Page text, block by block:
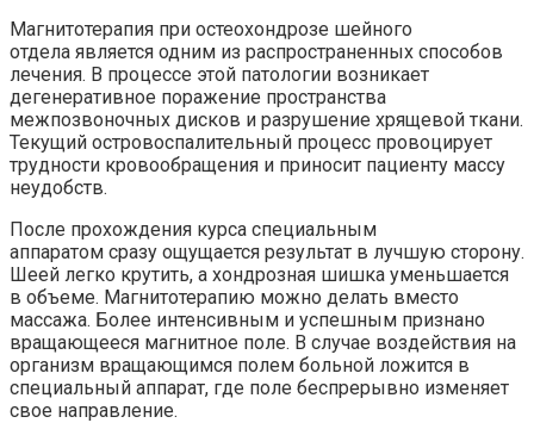
Магнитотерапия при остеохондрозе шейного
отдела является одним из распространенных способов
лечения. В процессе этой патологии возникает
дегенеративное поражение пространства
межпозвоночных дисков и разрушение хрящевой ткани.
Текущий островоспалительный процесс провоцирует
трудности кровообращения и приносит пациенту массу
неудобств.
После прохождения курса специальным
аппаратом сразу ощущается результат в лучшую сторону.
Шеей легко крутить, а хондрозная шишка уменьшается
в объеме. Магнитотерапию можно делать вместо
массажа. Более интенсивным и успешным признано
вращающееся магнитное поле. В случае воздействия на
организм вращающимся полем больной ложится в
специальный аппарат, где поле беспрерывно изменяет
свое направление.